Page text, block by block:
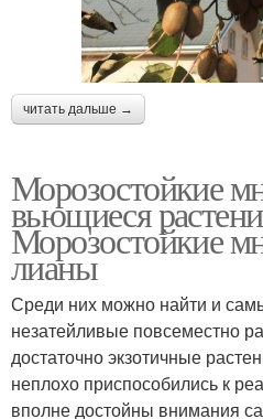
читать дальше →
Морозостойкие
вьющиеся
Морозостойкие
лианы
Среди них можно найти и
незатейливые повсеместно
достаточно экзотичные
неплохо приспособились к
вполне достойны внимания